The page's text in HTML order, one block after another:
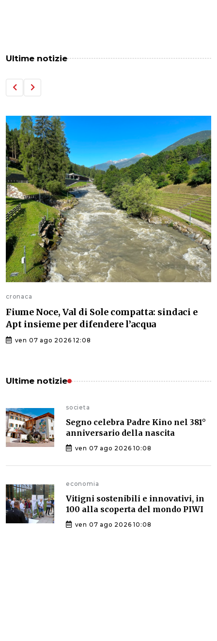
Ultime notizie
cronaca
Fiume Noce, Val di Sole compatta: sindaci e
Apt insieme per difendere l’acqua
ven 07 ago 2026 12:08
Ultime notizie
societa
Segno celebra Padre Kino nel 381°
anniversario della nascita
ven 07 ago 2026 10:08
economia
Vitigni sostenibili e innovativi, in
100 alla scoperta del mondo PIWI
ven 07 ago 2026 10:08